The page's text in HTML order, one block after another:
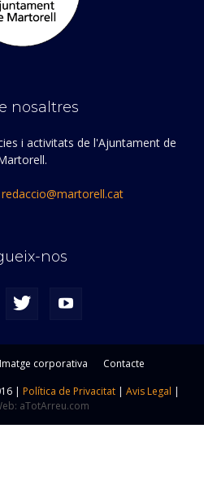
nosaltres
i activitats de l'Ajuntament de
redaccio@martorell.cat
nos
Imatge corporativa
Contacte
| Política de Privacitat | Avis Legal |
aTotArreu.com